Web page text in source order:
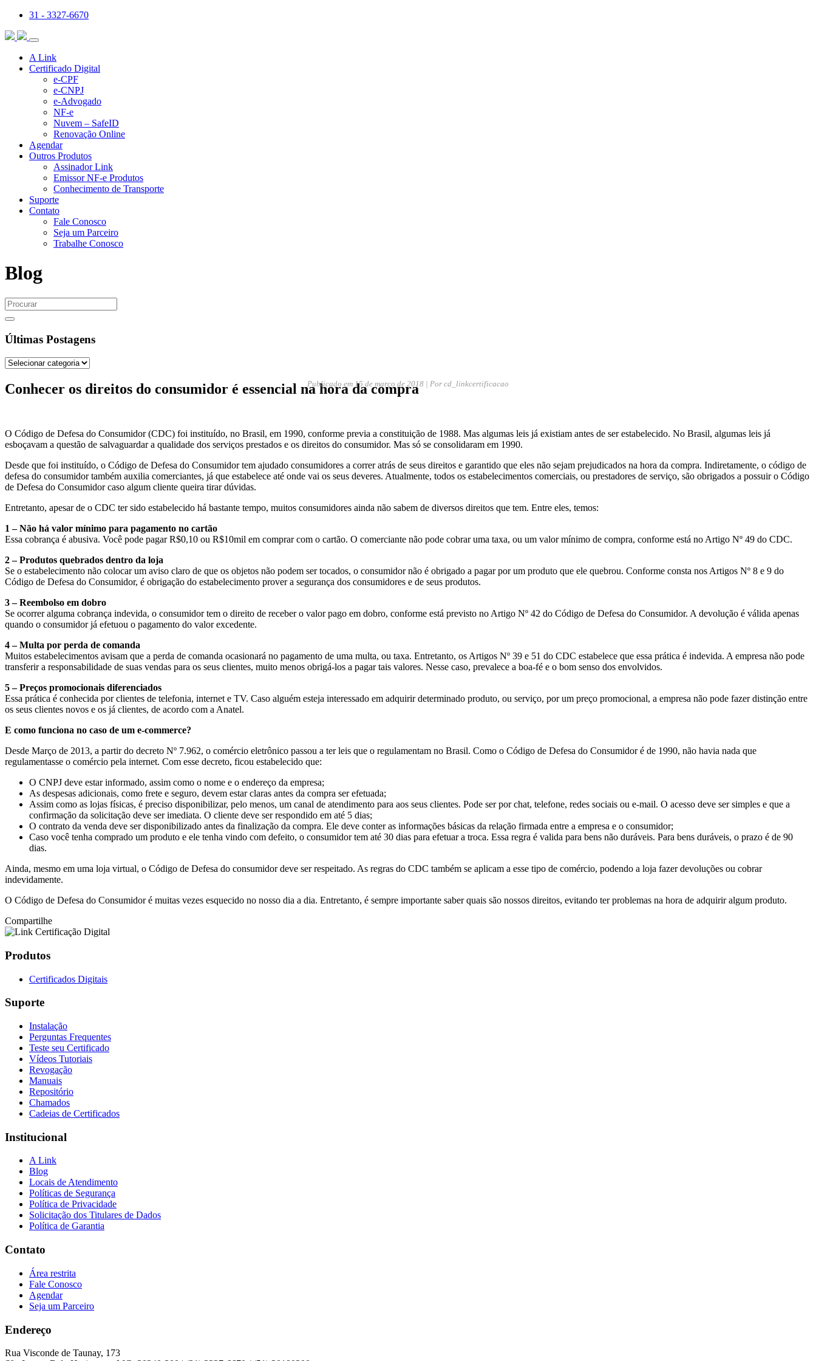
31 - 3327-6670
A Link
Certificado Digital
e-CPF
e-CNPJ
e-Advogado
NF-e
Nuvem – SafeID
Renovação Online
Agendar
Outros Produtos
Assinador Link
Emissor NF-e Produtos
Conhecimento de Transporte
Suporte
Contato
Fale Conosco
Seja um Parceiro
Trabalhe Conosco
Blog
Últimas Postagens
Conhecer os direitos do consumidor é essencial na hora da compra
Publicado em 15 de março de 2018 | Por cd_linkcertificacao
O Código de Defesa do Consumidor (CDC) foi instituído, no Brasil, em 1990, conforme previa a constituição de 1988. Mas algumas leis já existiam antes de ser estabelecido. No Brasil, algumas leis já
esboçavam a questão de salvaguardar a qualidade dos serviços prestados e os direitos do consumidor. Mas só se consolidaram em 1990.
Desde que foi instituído, o Código de Defesa do Consumidor tem ajudado consumidores a correr atrás de seus direitos e garantido que eles não sejam prejudicados na hora da compra. Indiretamente, o código de
defesa do consumidor também auxilia comerciantes, já que estabelece até onde vai os seus deveres. Atualmente, todos os estabelecimentos comerciais, ou prestadores de serviço, são obrigados a possuir o Código
de Defesa do Consumidor caso algum cliente queira tirar dúvidas.
Entretanto, apesar de o CDC ter sido estabelecido há bastante tempo, muitos consumidores ainda não sabem de diversos direitos que tem. Entre eles, temos:
1 – Não há valor mínimo para pagamento no cartão
Essa cobrança é abusiva. Você pode pagar R$0,10 ou R$10mil em comprar com o cartão. O comerciante não pode cobrar uma taxa, ou um valor mínimo de compra, conforme está no Artigo Nº 49 do CDC.
2 – Produtos quebrados dentro da loja
Se o estabelecimento não colocar um aviso claro de que os objetos não podem ser tocados, o consumidor não é obrigado a pagar por um produto que ele quebrou. Conforme consta nos Artigos Nº 8 e 9 do
Código de Defesa do Consumidor, é obrigação do estabelecimento prover a segurança dos consumidores e de seus produtos.
3 – Reembolso em dobro
Se ocorrer alguma cobrança indevida, o consumidor tem o direito de receber o valor pago em dobro, conforme está previsto no Artigo Nº 42 do Código de Defesa do Consumidor. A devolução é válida apenas
quando o consumidor já efetuou o pagamento do valor excedente.
4 – Multa por perda de comanda
Muitos estabelecimentos avisam que a perda de comanda ocasionará no pagamento de uma multa, ou taxa. Entretanto, os Artigos Nº 39 e 51 do CDC estabelece que essa prática é indevida. A empresa não pode
transferir a responsabilidade de suas vendas para os seus clientes, muito menos obrigá-los a pagar tais valores. Nesse caso, prevalece a boa-fé e o bom senso dos envolvidos.
5 – Preços promocionais diferenciados
Essa prática é conhecida por clientes de telefonia, internet e TV. Caso alguém esteja interessado em adquirir determinado produto, ou serviço, por um preço promocional, a empresa não pode fazer distinção entre
os seus clientes novos e os já clientes, de acordo com a Anatel.
E como funciona no caso de um e-commerce?
Desde Março de 2013, a partir do decreto Nº 7.962, o comércio eletrônico passou a ter leis que o regulamentam no Brasil. Como o Código de Defesa do Consumidor é de 1990, não havia nada que
regulamentasse o comércio pela internet. Com esse decreto, ficou estabelecido que:
O CNPJ deve estar informado, assim como o nome e o endereço da empresa;
As despesas adicionais, como frete e seguro, devem estar claras antes da compra ser efetuada;
Assim como as lojas físicas, é preciso disponibilizar, pelo menos, um canal de atendimento para aos seus clientes. Pode ser por chat, telefone, redes sociais ou e-mail. O acesso deve ser simples e que a
confirmação da solicitação deve ser imediata. O cliente deve ser respondido em até 5 dias;
O contrato da venda deve ser disponibilizado antes da finalização da compra. Ele deve conter as informações básicas da relação firmada entre a empresa e o consumidor;
Caso você tenha comprado um produto e ele tenha vindo com defeito, o consumidor tem até 30 dias para efetuar a troca. Essa regra é valida para bens não duráveis. Para bens duráveis, o prazo é de 90
dias.
Ainda, mesmo em uma loja virtual, o Código de Defesa do consumidor deve ser respeitado. As regras do CDC também se aplicam a esse tipo de comércio, podendo a loja fazer devoluções ou cobrar
indevidamente.
O Código de Defesa do Consumidor é muitas vezes esquecido no nosso dia a dia. Entretanto, é sempre importante saber quais são nossos direitos, evitando ter problemas na hora de adquirir algum produto.
Compartilhe
Produtos
Certificados Digitais
Suporte
Instalação
Perguntas Frequentes
Teste seu Certificado
Vídeos Tutoriais
Revogação
Manuais
Repositório
Chamados
Cadeias de Certificados
Institucional
A Link
Blog
Locais de Atendimento
Políticas de Segurança
Política de Privacidade
Solicitação dos Titulares de Dados
Política de Garantia
Contato
Área restrita
Fale Conosco
Agendar
Seja um Parceiro
Endereço
Rua Visconde de Taunay, 173